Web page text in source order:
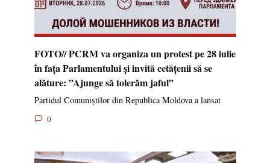
FOTO// PCRM va organiza un protest pe 28 iulie
în fața Parlamentului și invită cetățenii să se
alăture: ”Ajunge să tolerăm jaful”
Partidul Comuniștilor din Republica Moldova a lansat
0